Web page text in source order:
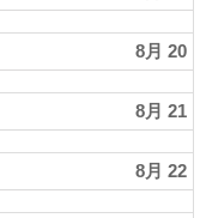
8月 20
8月 21
8月 22